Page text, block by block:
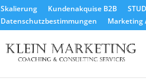
Skalierung Kundenakquise B2B
Datenschutzbestimmungen
Marketing